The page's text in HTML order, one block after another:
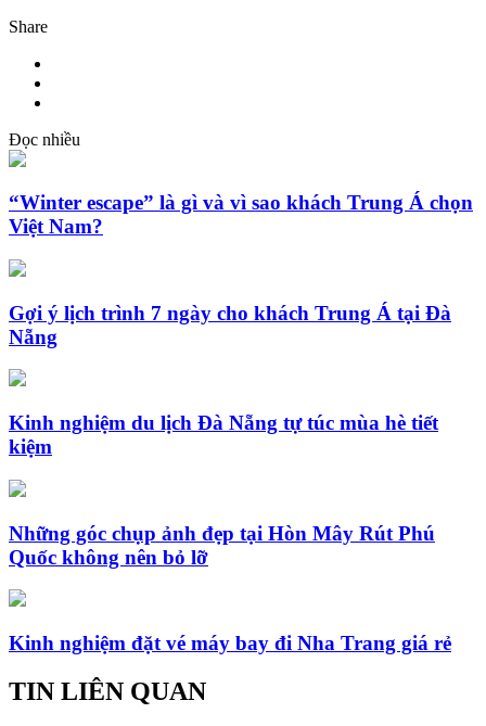
Share
Đọc nhiều
“Winter escape” là gì và vì sao khách Trung Á chọn
Việt Nam?
Gợi ý lịch trình 7 ngày cho khách Trung Á tại Đà
Nẵng
Kinh nghiệm du lịch Đà Nẵng tự túc mùa hè tiết
kiệm
Những góc chụp ảnh đẹp tại Hòn Mây Rút Phú
Quốc không nên bỏ lỡ
Kinh nghiệm đặt vé máy bay đi Nha Trang giá rẻ
TIN LIÊN QUAN